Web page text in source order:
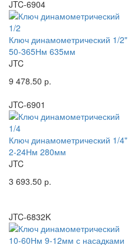
JTC-6904
Ключ динамометрический 1/2"
50-365Нм 635мм
JTC
9 478.50 р.
JTC-6901
Ключ динамометрический 1/4"
2-24Нм 280мм
JTC
3 693.50 р.
JTC-6832K